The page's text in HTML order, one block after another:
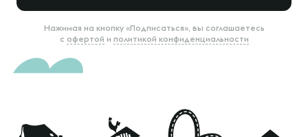
Нажимая на кнопку «Подписаться», вы соглашаетесь
с офертой и политикой конфиденциальности